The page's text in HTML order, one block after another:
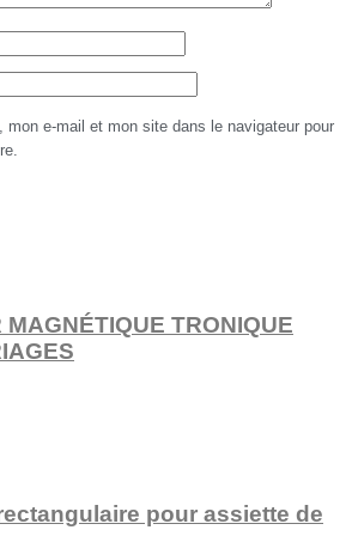
mon e-mail et mon site dans le navigateur pour
TRONIQUE
pour assiette de